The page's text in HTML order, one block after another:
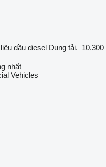
dầu diesel Dung tải. 10.300
nhất
Vehicles